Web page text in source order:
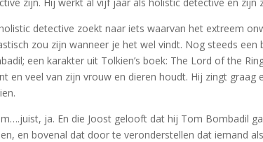
detective zoekt naar iets waarvan het extreem
zou zijn wanneer je het wel vindt. Nog steeds
een karakter uit Tolkien’s boek: The Lord of the
en veel van zijn vrouw en dieren houdt. Hij zingt
ja. En die Joost gelooft dat hij Tom Bombadil
en bovenal dat door te veronderstellen dat iemand